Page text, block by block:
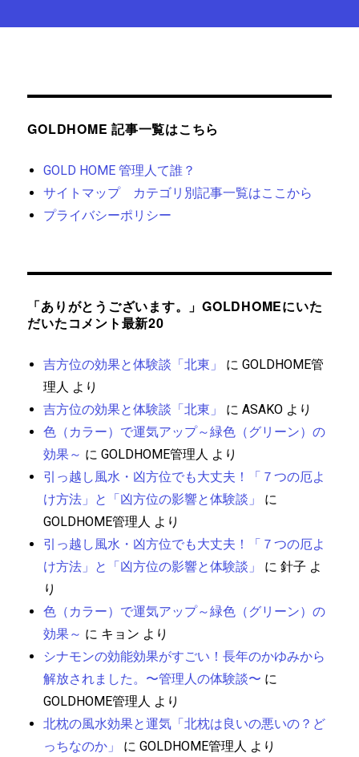
GOLDHOME 記事一覧はこちら
GOLD HOME 管理人て誰？
サイトマップ カテゴリ別記事一覧はここから
プライバシーポリシー
「ありがとうございます。」GOLDHOMEにいた
だいたコメント最新20
吉方位の効果と体験談「北東」 にGOLDHOME管
理人 より
吉方位の効果と体験談「北東」
にASAKO より
色（カラー）で運気アップ～緑色（グリーン）の
効果～ にGOLDHOME管理人 より
引っ越し風水・凶方位でも大丈夫！「７つの厄よ
け方法」と「凶方位の影響と体験談」
に
GOLDHOME管理人 より
引っ越し風水・凶方位でも大丈夫！「７つの厄よ
け方法」と「凶方位の影響と体験談」
に針子 よ
り
色（カラー）で運気アップ～緑色（グリーン）の
効果～ に キョン より
シナモンの効能効果がすごい！長年のかゆみから
解放されました。〜管理人の体験談〜 に
GOLDHOME管理人 より
北枕の風水効果と運気「北枕は良いの悪いの？ど
っちなのか」
にGOLDHOME管理人 より